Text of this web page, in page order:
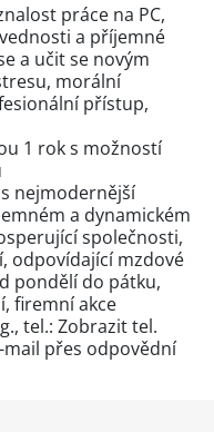
práce na PC,
a příjemné
a učit se novým
morální
přístup,
1 rok s možností
s nejmodernější
a dynamickém
společnosti,
odpovídající mzdové
pondělí do pátku,
firemní akce
tel.: Zobrazit tel.
mail přes odpovědní